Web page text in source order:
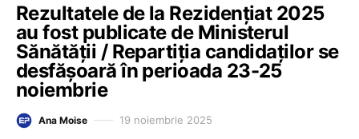
Rezultatele de la Rezidențiat 2025
au fost publicate de Ministerul
Sănătății / Repartiția candidaților se
desfășoară în perioada 23-25
noiembrie
Ana Moise 19 noiembrie 2025